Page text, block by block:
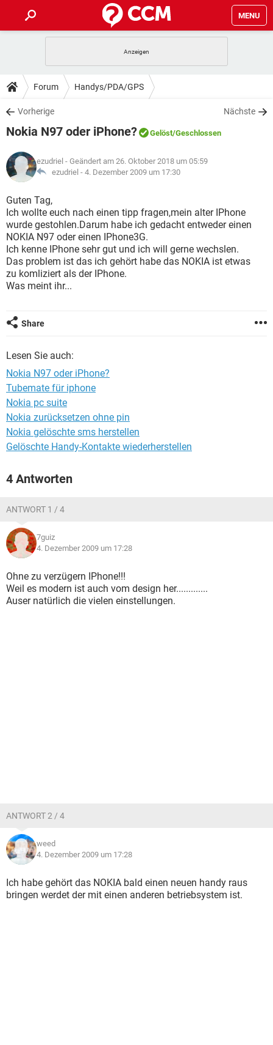
MENU
ANDROID IOS
WINDOWS 10
WHATSAPP TIKTOK
FACEBOOK
TIPPS & TRICKS
SPIELE STREAMING
WHATSAPP TIKTOK
FACEBOOK
DOWNLOADS
SPIELE STREAMING
ANDROID
WINDOWS 10 INSTAGRAM
WHATSAPP
FACEBOOK HARDWARE
SPIELE STREAMING
ANDROID
WINDOWS 10
WHATSAPP TIKTOK
FACEBOOK HARDWARE
LEXIKON
SPIELE
ANDROID IOS
WINDOWS 10
WHATSAPP TIKTOK
FACEBOOK
Forum Handys/PDA/GPS
Vorherige Nächste
Nokia N97 oder iPhone? Gelöst/Geschlossen
ezudriel - Geändert am 26. Oktober 2018 um 05:59
ezudriel - 4. Dezember 2009 um 17:30
Guten Tag,
Ich wollte euch nach einen tipp fragen,mein alter IPhone
wurde gestohlen.Darum habe ich gedacht entweder einen
NOKIA N97 oder einen IPhone3G.
Ich kenne IPhone sehr gut und ich will gerne wechslen.
Das problem ist das ich gehört habe das NOKIA ist etwas
zu komliziert als der IPhone.
Was meint ihr...
Share
Lesen Sie auch:
Nokia N97 oder iPhone?
Tubemate für iphone
Nokia pc suite
Nokia zurücksetzen ohne pin
Nokia gelöschte sms herstellen
Gelöschte Handy-Kontakte wiederherstellen
4 Antworten
ANTWORT 1 / 4
7guiz
4. Dezember 2009 um 17:28
Ohne zu verzügern IPhone!!!
Weil es modern ist auch vom design her.............
Auser natürlich die vielen einstellungen.
ANTWORT 2 / 4
weed
4. Dezember 2009 um 17:28
Ich habe gehört das NOKIA bald einen neuen handy raus
bringen werdet der mit einen anderen betriebsystem ist.